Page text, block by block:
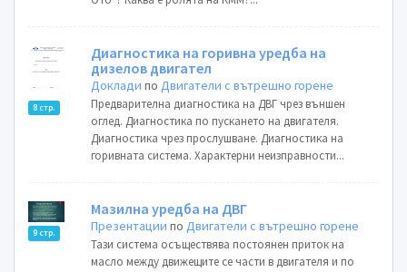
8 стр.
Диагностика на горивна уредба на
дизелов двигател
Доклади поДвигатели с вътрешно горене
Предварителна диагностика на ДВГ чрез външен
оглед. Диагностика по пускането на двигателя.
Диагностика чрез прослушване. Диагностика на
горивната система. Характерни неизправности...
9 стр.
Мазилна уредба на ДВГ
Презентации поДвигатели с вътрешно горене
Тази система осъществява постоянен приток на
масло между движещите се части в двигателя и по